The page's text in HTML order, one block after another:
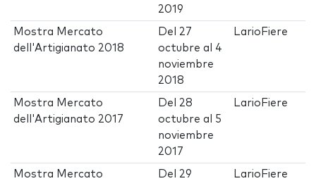
2019
Mostra Mercato
dell'Artigianato 2018
Del 27
octubre al 4
noviembre
2018
LarioFiere
Mostra Mercato
dell'Artigianato 2017
Del 28
octubre al 5
noviembre
2017
LarioFiere
Mostra Mercato
Del 29
LarioFiere